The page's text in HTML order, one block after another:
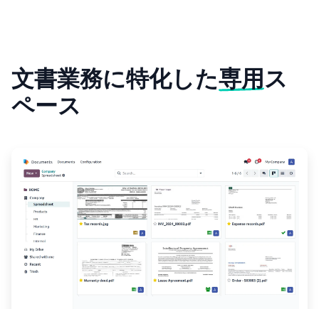
文書業務に特化した専用ス
ペース